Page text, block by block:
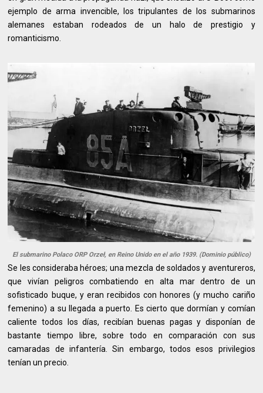
ejemplo de arma invencible, los tripulantes de los submarinos
alemanes estaban rodeados de un halo de prestigio y
romanticismo.
El submarino Polaco ORP Orzeł, en Reino Unido en el año 1939. (Dominio público)
Se les consideraba héroes; una mezcla de soldados y aventureros,
que vivían peligros combatiendo en alta mar dentro de un
sofisticado buque, y eran recibidos con honores (y mucho cariño
femenino) a su llegada a puerto. Es cierto que dormían y comían
caliente todos los días, recibían buenas pagas y disponían de
bastante tiempo libre, sobre todo en comparación con sus
camaradas de infantería. Sin embargo, todos esos privilegios
tenían un precio.